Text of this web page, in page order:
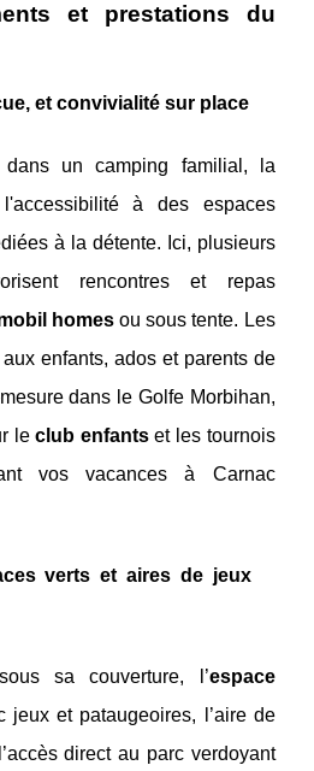
et prestations du
et convivialité sur place
dans un camping familial, la
à des espaces
à la détente. Ici, plusieurs
rencontres et repas
homesou sous tente. Les
enfants, ados et parents de
dans le Golfe Morbihan,
leclub enfantset les tournois
vos vacances à Carnac
verts et aires de jeux
sa couverture, l’espace
jeux et pataugeoires, l’aire de
direct au parc verdoyant